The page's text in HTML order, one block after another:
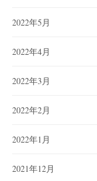
2022年5月
2022年4月
2022年3月
2022年2月
2022年1月
2021年12月